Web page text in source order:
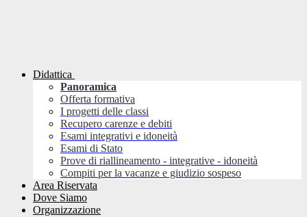
Didattica
Panoramica
Offerta formativa
I progetti delle classi
Recupero carenze e debiti
Esami integrativi e idoneità
Esami di Stato
Prove di riallineamento - integrative - idoneità
Compiti per la vacanze e giudizio sospeso
Area Riservata
Dove Siamo
Organizzazione